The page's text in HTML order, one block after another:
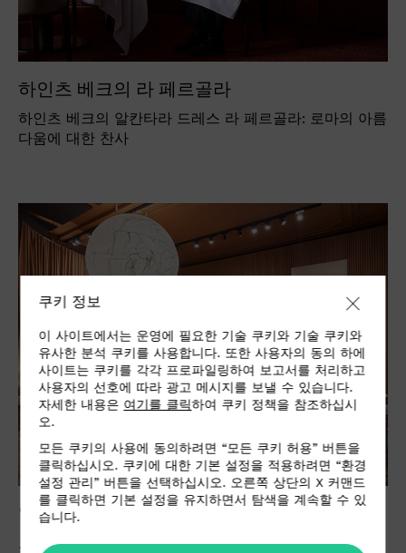
하인츠 베크의 라 페르골라
하인츠 베크의 알칸타라 드레스 라 페르골라: 로마의 아름
다움에 대한 찬사
알칸타라
오로라(Aurora): 새로운 인테리어 컬렉션
쿠키 정보
이 사이트에서는 운영에 필요한 기술 쿠키와 기술 쿠키와
유사한 분석 쿠키를 사용합니다. 또한 사용자의 동의 하에
사이트는 쿠키를 각각 프로파일링하여 보고서를 처리하고
사용자의 선호에 따라 광고 메시지를 보낼 수 있습니다.
자세한 내용은 여기를 클릭하여 쿠키 정책을 참조하십시
오.
모든 쿠키의 사용에 동의하려면 “모든 쿠키 허용” 버튼을
클릭하십시오. 쿠키에 대한 기본 설정을 적용하려면 “환경
설정 관리” 버튼을 선택하십시오. 오른쪽 상단의 X 커맨드
를 클릭하면 기본 설정을 유지하면서 탐색을 계속할 수 있
습니다.